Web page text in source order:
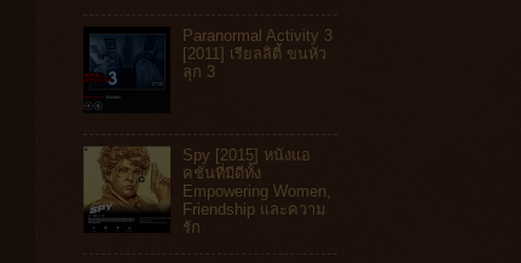
Paranormal Activity 3
[2011] เรียลลิตี้ ขนหัว
ลุก 3
Spy [2015] หนังแอ
คชันที่มีดีทั้ง
Empowering Women,
Friendship และความ
รัก